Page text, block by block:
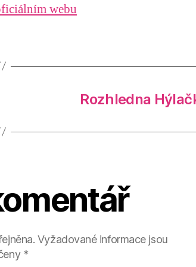
webu
Rozhledna
Vyžadované informace jsou
*